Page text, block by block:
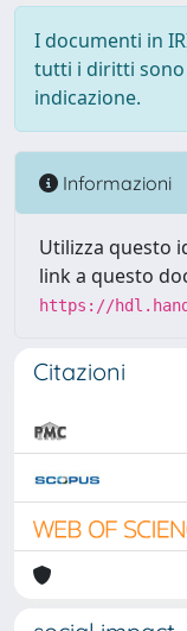
I documenti in
tutti i diritti sono
indicazione.
Informazioni
Utilizza questo
link a questo
https://
Citazioni